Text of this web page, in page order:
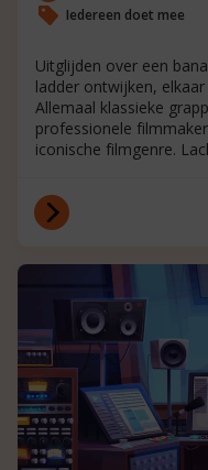
Iedereen doet mee
Uitglijden over een
ladder ontwijken,
Allemaal klassieke
professionele
iconische filmgenre.